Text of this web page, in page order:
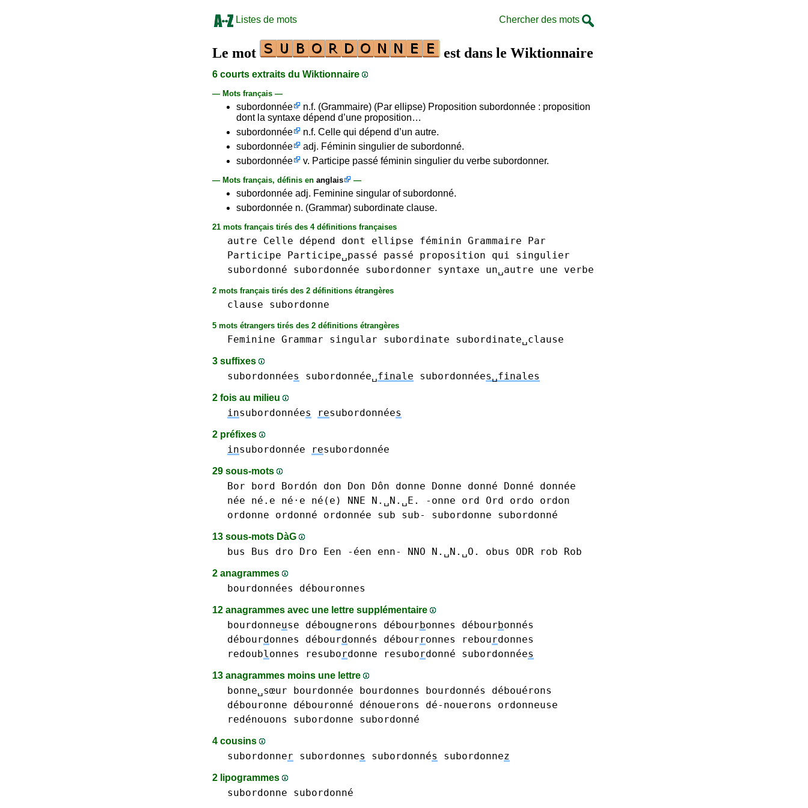
Listes de mots Chercher des mots
Le mot est dans le Wiktionnaire
6 courts extraits du Wiktionnaire
— Mots français —
subordonnée
n.f. (Grammaire) (Par ellipse) Proposition subordonnée : proposition
dont la syntaxe dépend d’une proposition…
subordonnée
n.f. Celle qui dépend d’un autre.
subordonnée
adj. Féminin singulier de subordonné.
subordonnée
v. Participe passé féminin singulier du verbe subordonner.
— Mots français, définis en anglais —
subordonnée adj. Feminine singular of subordonné.
subordonnée n. (Grammar) subordinate clause.
21 mots français tirés des 4 définitions françaises
autre Celle dépend dont ellipse féminin Grammaire
Par
Participe
Participe␣passé passé proposition qui
singulier
subordonné
subordonnée subordonner syntaxe un␣autre une verbe
2 mots français tirés des 2 définitions étrangères
clause subordonne
5 mots étrangers tirés des 2 définitions étrangères
Feminine Grammar singular subordinate subordinate␣clause
3 suffixes
subordonnées subordonnée␣finale subordonnées␣finales
2 fois au milieu
insubordonnées resubordonnées
2 préfixes
insubordonnée resubordonnée
29 sous-mots
Bor bord Bordón don Don Dôn donne Donne donné Donné
donnée
née né.e né·e né(e)
NNE N.␣N.␣E. -onne ord Ord ordo
ordon
ordonne ordonné
ordonnée sub sub- subordonne subordonné
13 sous-mots DàG
bus Bus dro Dro Een -éen enn- NNO N.␣N.␣O. obus ODR rob Rob
2 anagrammes
bourdonnées débouronnes
12 anagrammes avec une lettre supplémentaire
bourdonneuse débougnerons débourbonnes débourbonnés
débourdonnes débourdonnés débourronnes rebourdonnes
redoublonnes resubordonne resubordonné subordonnées
13 anagrammes moins une lettre
bonne␣sœur bourdonnée bourdonnes bourdonnés
débouérons
débouronne débouronné
dénouerons dé-nouerons
ordonneuse
redénouons
subordonne subordonné
4 cousins
subordonner subordonnes subordonnés subordonnez
2 lipogrammes
subordonne subordonné